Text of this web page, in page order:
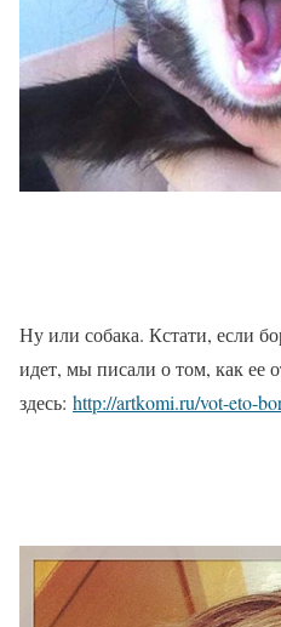
Ну или собака. Кстати, если
идет, мы писали о том, как ее
здесь: http://artkomi.ru/vot-eto-